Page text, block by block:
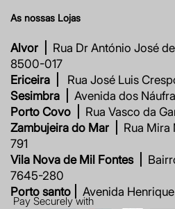
As nossas Lojas
Alvor |
Rua Dr António José
8500-017
Ericeira |
Rua José Luis
Sesimbra |
Avenida dos
Porto Covo |
Rua Vasco da
Zambujeira do Mar |
Rua Mira
791
Vila Nova de Mil Fontes |
7645-280
Porto santo |
Avenida
Pay Securely with